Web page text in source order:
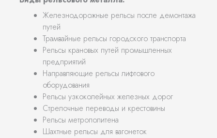
Железнодорожные рельсы после демонтажа
путей
Трамвайные рельсы городского транспорта
Рельсы крановых путей промышленных
предприятий
Направляющие рельсы лифтового
оборудования
Рельсы узкоколейных железных дорог
Стрелочные переводы и крестовины
Рельсы метрополитена
Шахтные рельсы для вагонеток